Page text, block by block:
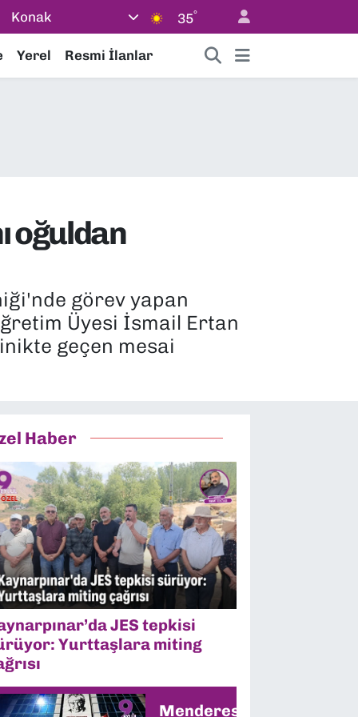
Konak 35°
Yerel Resmi İlanlar
oğuldan
görev yapan
Üyesi İsmail Ertan
geçen mesai
Haber
JES tepkisi
Yurttaşlara miting
Menderes’te